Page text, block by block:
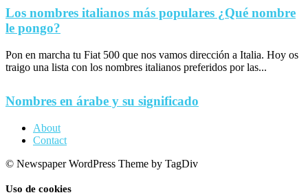
Los nombres italianos más populares ¿Qué nombre
le pongo?
Pon en marcha tu Fiat 500 que nos vamos dirección a Italia. Hoy os
traigo una lista con los nombres italianos preferidos por las...
Nombres en árabe y su significado
About
Contact
© Newspaper WordPress Theme by TagDiv
Uso de cookies